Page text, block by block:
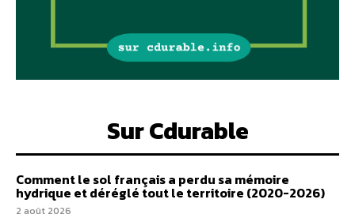
Sur Cdurable
Comment le sol français a perdu sa mémoire
hydrique et déréglé tout le territoire (2020-2026)
2 août 2026